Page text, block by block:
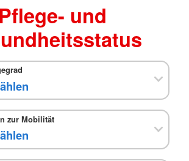
Pflege- und
zur Mobilität